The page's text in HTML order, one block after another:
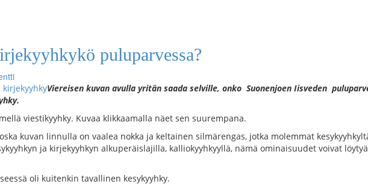
puluparvessa?
Viereisen kuvan avulla yritän saada selville, onko Suonenjoen Iisveden
viestikyyhky. Kuvaa klikkaamalla näet sen suurempana.
kuvan linnulla on vaalea nokka ja keltainen silmärengas, jotka molemmat
ja kirjekyyhkyn alkuperäislajilla, kalliokyyhkyyllä, nämä ominaisuudet voivat
oli kuitenkin tavallinen kesykyyhky.